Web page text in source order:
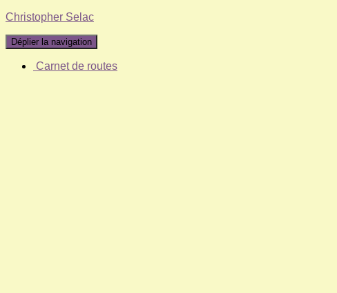
Christopher Selac
Déplier la navigation
Carnet de routes